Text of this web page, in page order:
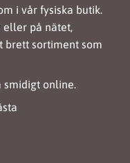
i vår fysiska butik.
eller på nätet,
brett sortiment som
smidigt online.